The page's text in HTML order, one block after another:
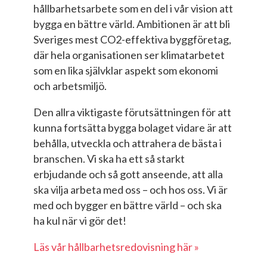
hållbarhetsarbete som en del i vår vision att
bygga en bättre värld. Ambitionen är att bli
Sveriges mest CO2-effektiva byggföretag,
där hela organisationen ser klimatarbetet
som en lika självklar aspekt som ekonomi
och arbetsmiljö.
Den allra viktigaste förutsättningen för att
kunna fortsätta bygga bolaget vidare är att
behålla, utveckla och attrahera de bästa i
branschen. Vi ska ha ett så starkt
erbjudande och så gott anseende, att alla
ska vilja arbeta med oss – och hos oss. Vi är
med och bygger en bättre värld – och ska
ha kul när vi gör det!
Läs vår hållbarhetsredovisning här »